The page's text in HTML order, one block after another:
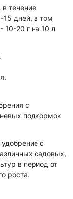
в течение
15 дней, в том
10-20 г на 10 л
.
с
подкормок
с
садовых,
в период от
роста.